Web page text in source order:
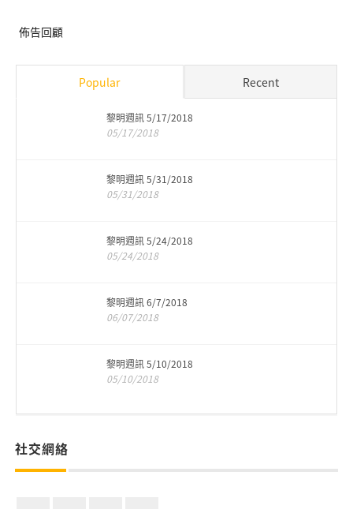
佈告回顧
Popular Recent
黎明週訊 5/17/2018
05/17/2018
黎明週訊 5/31/2018
05/31/2018
黎明週訊 5/24/2018
05/24/2018
黎明週訊 6/7/2018
06/07/2018
黎明週訊 5/10/2018
05/10/2018
社交網絡